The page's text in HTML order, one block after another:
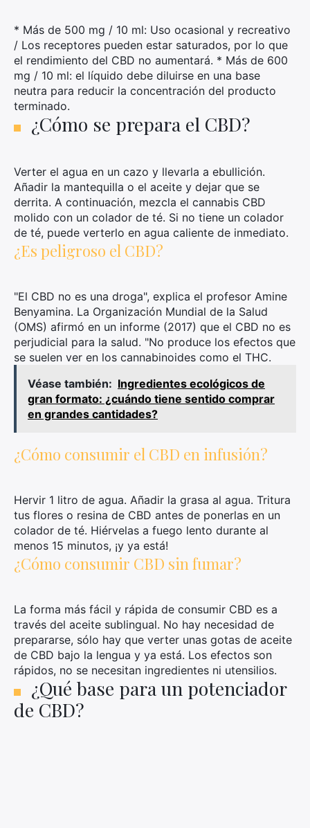
* Más de 500 mg / 10 ml: Uso ocasional y recreativo
/ Los receptores pueden estar saturados, por lo que
el rendimiento del CBD no aumentará. * Más de 600
mg / 10 ml: el líquido debe diluirse en una base
neutra para reducir la concentración del producto
terminado.
¿Cómo se prepara el CBD?
Verter el agua en un cazo y llevarla a ebullición.
Añadir la mantequilla o el aceite y dejar que se
derrita. A continuación, mezcla el cannabis CBD
molido con un colador de té. Si no tiene un colador
de té, puede verterlo en agua caliente de inmediato.
¿Es peligroso el CBD?
"El CBD no es una droga", explica el profesor Amine
Benyamina. La Organización Mundial de la Salud
(OMS) afirmó en un informe (2017) que el CBD no es
perjudicial para la salud. "No produce los efectos que
se suelen ver en los cannabinoides como el THC.
Véase también: Ingredientes ecológicos de
gran formato: ¿cuándo tiene sentido comprar
en grandes cantidades?
¿Cómo consumir el CBD en infusión?
Hervir 1 litro de agua. Añadir la grasa al agua. Tritura
tus flores o resina de CBD antes de ponerlas en un
colador de té. Hiérvelas a fuego lento durante al
menos 15 minutos, ¡y ya está!
¿Cómo consumir CBD sin fumar?
La forma más fácil y rápida de consumir CBD es a
través del aceite sublingual. No hay necesidad de
prepararse, sólo hay que verter unas gotas de aceite
de CBD bajo la lengua y ya está. Los efectos son
rápidos, no se necesitan ingredientes ni utensilios.
¿Qué base para un potenciador
de CBD?
×